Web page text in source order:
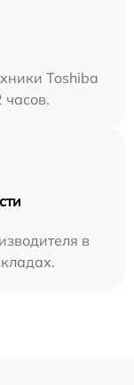
Toshiba
часов.
в